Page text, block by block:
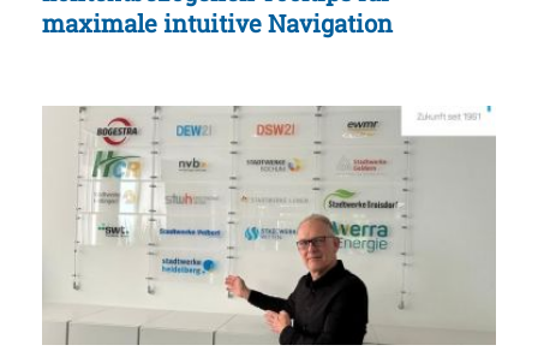
maximale intuitive Navigation